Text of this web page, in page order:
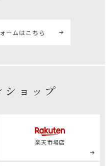
ームはこちら
ョップ
楽天市場店